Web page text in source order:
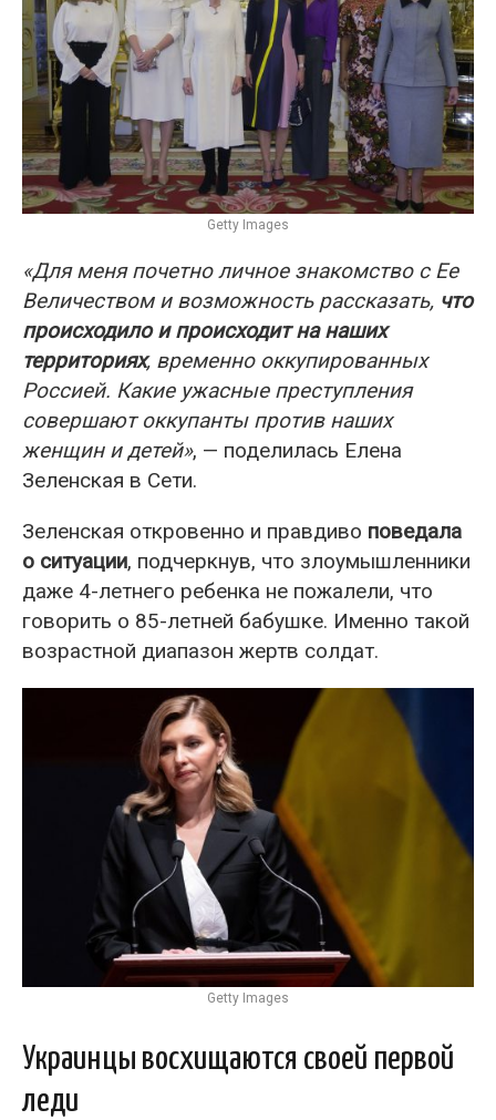
Getty Images
«Для меня почетно личное знакомство с Ее
Величеством и возможность рассказать, что
происходило и происходит на наших
территориях, временно оккупированных
Россией. Какие ужасные преступления
совершают оккупанты против наших
женщин и детей», — поделилась Елена
Зеленская в Сети.
Зеленская откровенно и правдиво поведала
о ситуации, подчеркнув, что злоумышленники
даже 4-летнего ребенка не пожалели, что
говорить о 85-летней бабушке. Именно такой
возрастной диапазон жертв солдат.
Getty Images
Украинцы восхищаются своей первой
леди